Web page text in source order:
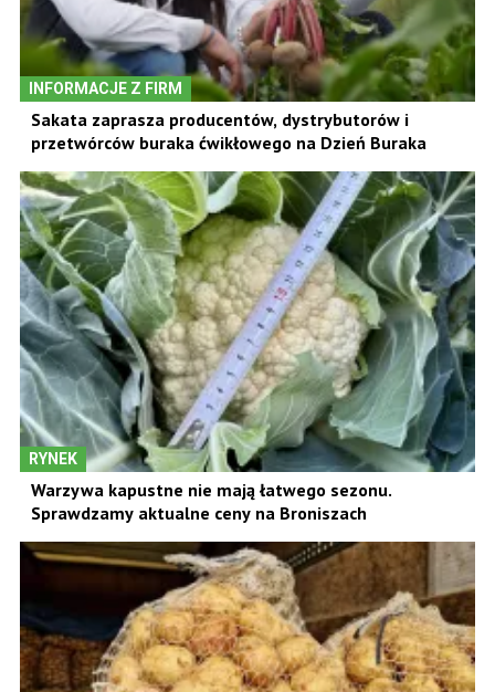
INFORMACJE Z FIRM
Sakata zaprasza producentów, dystrybutorów i
przetwórców buraka ćwikłowego na Dzień Buraka
RYNEK
Warzywa kapustne nie mają łatwego sezonu.
Sprawdzamy aktualne ceny na Broniszach